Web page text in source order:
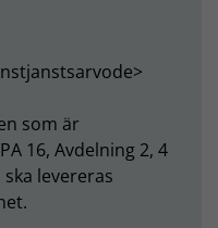
som är
16, Avdelning 2, 4
levereras